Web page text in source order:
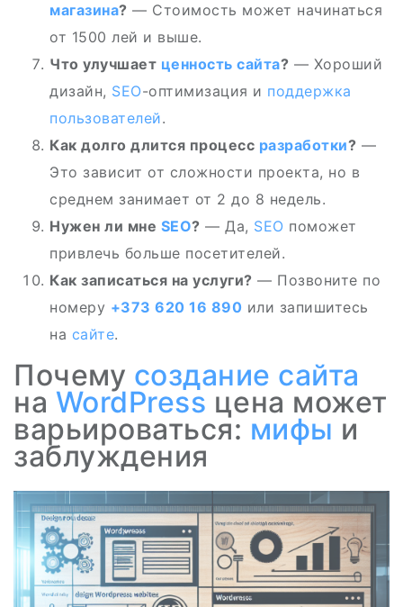
магазина? — Стоимость может начинаться
от 1500 лей и выше.
Что улучшает ценность сайта? — Хороший
дизайн, SEO-оптимизация и поддержка
пользователей.
Как долго длится процесс разработки? —
Это зависит от сложности проекта, но в
среднем занимает от 2 до 8 недель.
Нужен ли мне SEO? — Да, SEO поможет
привлечь больше посетителей.
Как записаться на услуги? — Позвоните по
номеру +373 620 16 890 или запишитесь
на сайте.
Почему создание сайта
на WordPress цена может
варьироваться: мифы и
заблуждения